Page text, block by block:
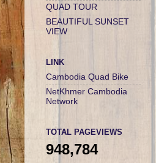
QUAD TOUR
BEAUTIFUL SUNSET
VIEW
LINK
Cambodia Quad Bike
NetKhmer Cambodia
Network
TOTAL PAGEVIEWS
948,784